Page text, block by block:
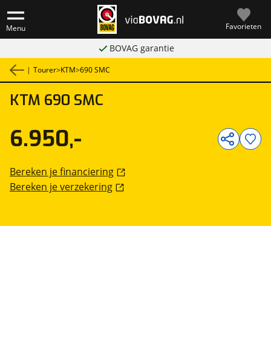
Menu Favorieten
BOVAG garantie
| Tourer>KTM>690 SMC
KTM 690 SMC
6.950,-
Bereken je financiering
Bereken je verzekering